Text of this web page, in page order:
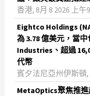
香港, 8月 8 2026 上午
Eightco Holdings
為 3.78 億美元，當
Industries、超過
代幣
賓夕法尼亞州伊斯頓,
MetaOptics聚焦推